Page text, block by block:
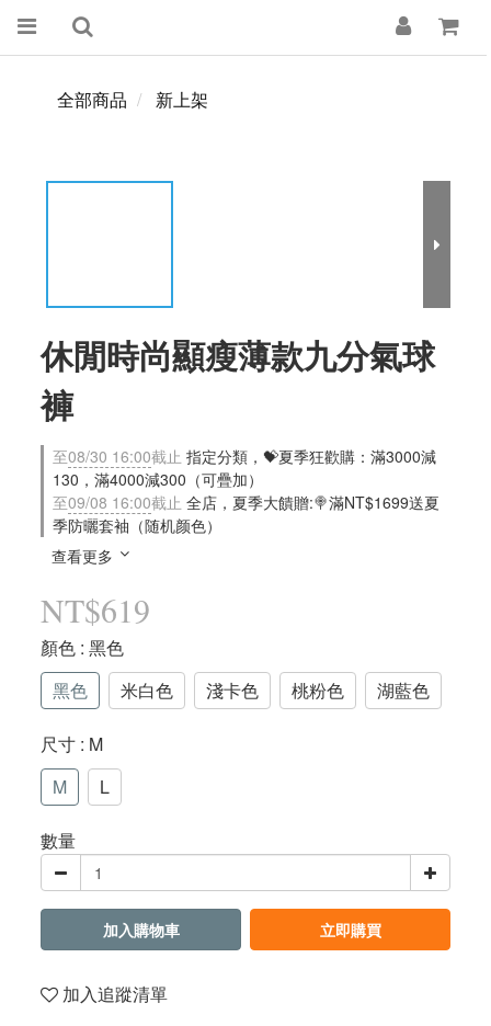
全部商品 新上架
休閒時尚顯瘦薄款九分氣球
褲
至08/30 16:00截止 指定分類，💝夏季狂歡購：滿3000減
130，滿4000減300（可疊加）
至09/08 16:00截止 全店，夏季大饋贈:🍭滿NT$1699送夏
季防曬套袖（随机颜色）
查看更多
NT$619
顏色 : 黑色
黑色
米白色 淺卡色 桃粉色 湖藍色
尺寸 : M
M
L
數量
加入購物車 立即購買
加入追蹤清單